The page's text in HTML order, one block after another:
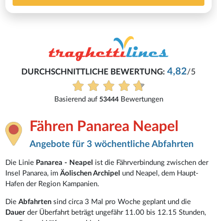
DURCHSCHNITTLICHE BEWERTUNG: 4,82/5
Basierend auf 53444Bewertungen
Fähren Panarea Neapel
Angebote für 3 wöchentliche Abfahrten
Die Linie Panarea - Neapel ist die Fährverbindung zwischen der
Insel Panarea, imÄolischen Archipel und Neapel, dem Haupt-
Hafen der Region Kampanien.
DieAbfahrten sind circa 3 Mal pro Woche geplant und die
Dauer der Überfahrt beträgt ungefähr 11.00 bis 12.15 Stunden,